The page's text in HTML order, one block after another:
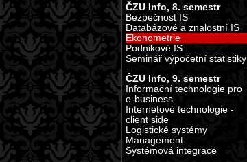
ČZU Info, 8. semestr
Bezpečnost IS
Databázové a znalostní IS
Ekonometrie
Podnikové IS
Seminář výpočetní statistiky
ČZU Info, 9. semestr
Informační technologie pro
e-business
Internetové technologie -
client side
Logistické systémy
Management
Systémová integrace